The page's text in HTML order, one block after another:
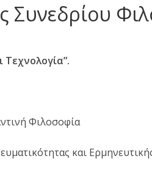
Συνεδρίου
Φιλοσοφία
και